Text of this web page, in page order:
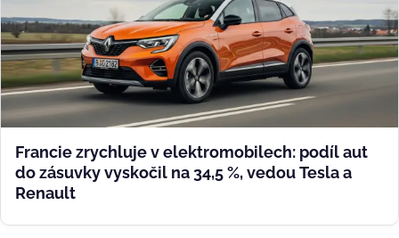
Francie zrychluje v elektromobilech: podíl aut
do zásuvky vyskočil na 34,5 %, vedou Tesla a
Renault